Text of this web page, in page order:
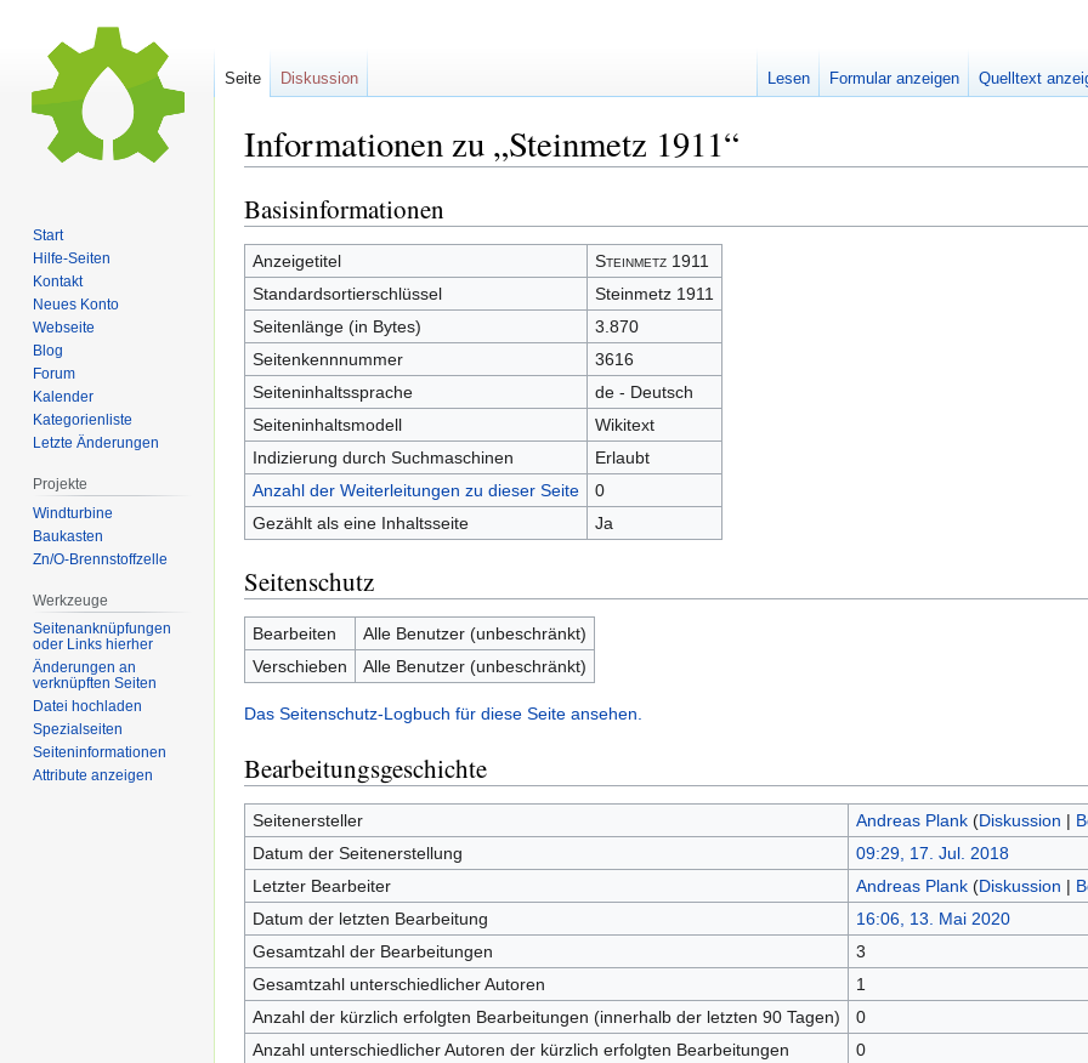
Informationen zu „Steinmetz 1911“
Zur
Navigation
springen
Zur
Suche
springen
Basisinformationen
Anzeigetitel Steinmetz1911
Standardsortierschlüssel
Steinmetz 1911
Seitenlänge (in Bytes)
3.870
Seitenkennnummer
3616
Seiteninhaltssprache
de - Deutsch
Seiteninhaltsmodell
Wikitext
Indizierung durch Suchmaschinen
Erlaubt
Anzahl der Weiterleitungen zu dieser Seite
0
Gezählt als eine Inhaltsseite
Ja
Seitenschutz
Bearbeiten
Alle Benutzer (unbeschränkt)
Verschieben
Alle Benutzer (unbeschränkt)
Das Seitenschutz-Logbuch für diese Seite ansehen.
Bearbeitungsgeschichte
Seitenersteller Andreas Plank (Diskussion |
Datum der Seitenerstellung
09:29, 17. Jul. 2018
Letzter Bearbeiter
Andreas Plank (Diskussion |
Datum der letzten Bearbeitung
16:06, 13. Mai 2020
Gesamtzahl der Bearbeitungen
3
Gesamtzahl unterschiedlicher Autoren
1
Anzahl der kürzlich erfolgten Bearbeitungen (innerhalb der letzten 90 Tagen)
0
Anzahl unterschiedlicher Autoren der kürzlich erfolgten Bearbeitungen
0
Seite Diskussion Lesen Formular anzeigen Quelltext
Start
Hilfe-Seiten
Kontakt
Neues Konto
Webseite
Blog
Forum
Kalender
Kategorienliste
Letzte Änderungen
Projekte
Windturbine
Baukasten
Zn/O-Brennstoffzelle
Werkzeuge
Seitenanknüpfungen
oder Links hierher
Änderungen an
verknüpften Seiten
Datei hochladen
Spezialseiten
Seiten­informationen
Attribute anzeigen